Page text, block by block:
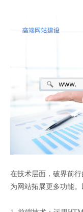
在技术层面，破界前
为网站拓展更多功能